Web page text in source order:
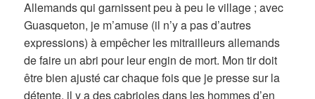
Allemands qui garnissent peu à peu le village ; avec
Guasqueton, je m’amuse (il n’y a pas d’autres
expressions) à empêcher les mitrailleurs allemands
de faire un abri pour leur engin de mort. Mon tir doit
être bien ajusté car chaque fois que je presse sur la
détente, il y a des cabrioles dans les hommes d’en